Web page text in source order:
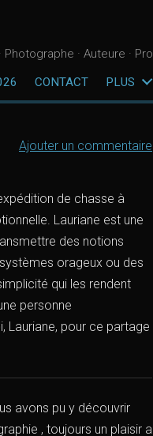
· Auteure · Pro
CONTACT PLUS
Ajouter un commentaire
de chasse à
Lauriane est une
des notions
orageux ou des
qui les rendent
personne
Lauriane, pour ce partage
avons pu y découvrir
, toujours un plaisir a